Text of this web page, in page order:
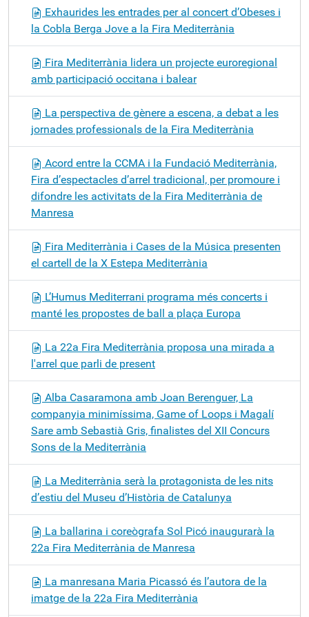
Exhaurides les entrades per al concert d’Obeses i
la Cobla Berga Jove a la Fira Mediterrània
Fira Mediterrània lidera un projecte euroregional
amb participació occitana i balear
La perspectiva de gènere a escena, a debat a les
jornades professionals de la Fira Mediterrània
Acord entre la CCMA i la Fundació Mediterrània,
Fira d’espectacles d’arrel tradicional, per promoure i
difondre les activitats de la Fira Mediterrània de
Manresa
Fira Mediterrània i Cases de la Música presenten
el cartell de la X Estepa Mediterrània
L’Humus Mediterrani programa més concerts i
manté les propostes de ball a plaça Europa
La 22a Fira Mediterrània proposa una mirada a
l'arrel que parli de present
Alba Casaramona amb Joan Berenguer, La
companyia minimíssima, Game of Loops i Magalí
Sare amb Sebastià Gris, finalistes del XII Concurs
Sons de la Mediterrània
La Mediterrània serà la protagonista de les nits
d’estiu del Museu d’Història de Catalunya
La ballarina i coreògrafa Sol Picó inaugurarà la
22a Fira Mediterrània de Manresa
La manresana Maria Picassó és l’autora de la
imatge de la 22a Fira Mediterrània